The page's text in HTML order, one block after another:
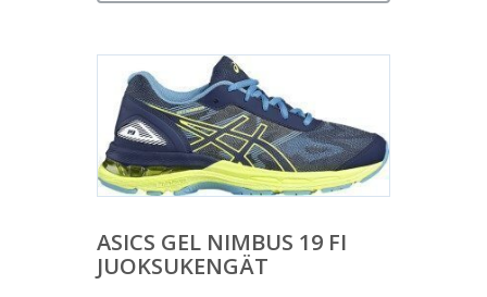
ASICS GEL NIMBUS 19 FI
JUOKSUKENGÄT